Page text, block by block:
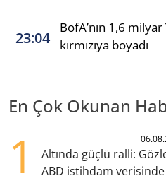
23:04
BofA’nın 1,6 milyar
kırmızıya boyadı
En Çok Okunan
1
Altında güçlü ralli:
ABD istihdam verisinde